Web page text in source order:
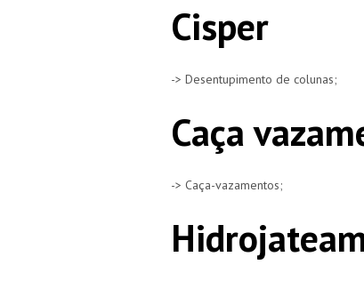
Cisper
-> Desentupimento de colunas;
Caça
-> Caça-vazamentos;